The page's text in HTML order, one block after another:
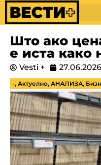
Што ако
е иста како
Vesti + 27.06.2026
-, Актуелно, АНАЛИЗА,